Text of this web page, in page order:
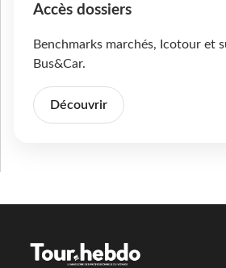
Accès dossiers
Benchmarks marchés, Icotour et
Bus&Car.
Découvrir